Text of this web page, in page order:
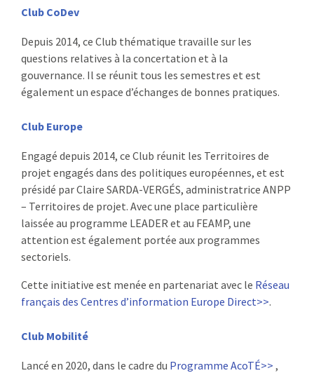
Club CoDev
Depuis 2014, ce Club thématique travaille sur les
questions relatives à la concertation et à la
gouvernance. Il se réunit tous les semestres et est
également un espace d’échanges de bonnes pratiques.
Club Europe
Engagé depuis 2014, ce Club réunit les Territoires de
projet engagés dans des politiques européennes, et est
présidé par Claire SARDA-VERGÉS, administratrice ANPP
– Territoires de projet. Avec une place particulière
laissée au programme LEADER et au FEAMP, une
attention est également portée aux programmes
sectoriels.
Cette initiative est menée en partenariat avec le Réseau
français des Centres d’information Europe Direct>>.
Club Mobilité
Lancé en 2020, dans le cadre du Programme AcoTÉ>> ,